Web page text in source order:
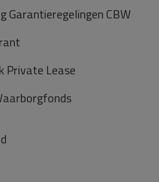
Garantieregelingen CBW
Private Lease